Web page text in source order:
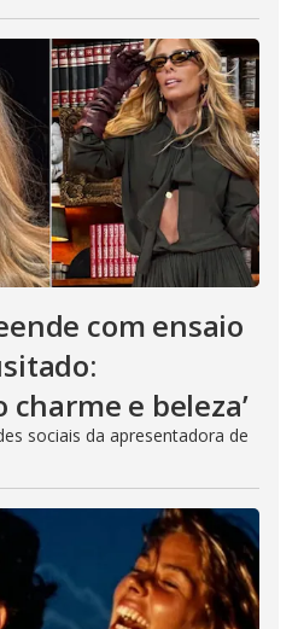
com ensaio
charme e beleza’
sociais da apresentadora de